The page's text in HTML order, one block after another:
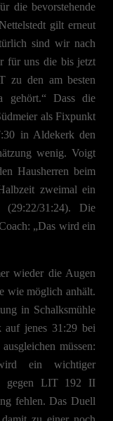
die bevorstehende
gilt erneut
sind wir nach
für uns die bis jetzt
zu den am besten
gehört.“ Dass die
als Fixpunkt
in Aldekerk den
wenig. Voigt
Hausherren beim
zweimal ein
(29:22/31:24). Die
„Das wird ein
wieder die Augen
wie möglich anhält.
in Schalksmühle
auf jenes 31:29 bei
müssen:
ein wichtiger
gegen LIT 192 II
fehlen. Das Duell